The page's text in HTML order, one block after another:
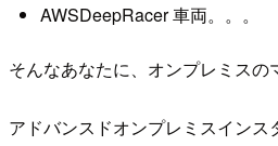
AWSDeepRacer 車両。。。
そんなあなたに、オンプレミスの
アドバンスドオンプレミスイン